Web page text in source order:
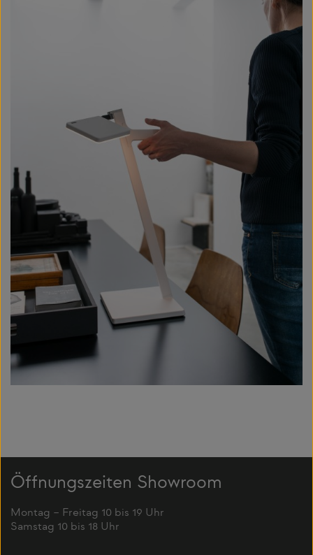
Öffnungszeiten Showroom
Montag – Freitag 10 bis 19 Uhr
Samstag 10 bis 18 Uhr